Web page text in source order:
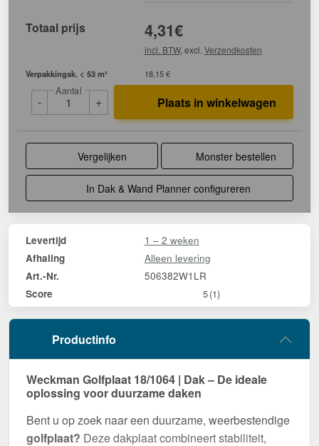
Totaal prijs 4,31€
incl. BTW, excl. Verzendkosten
Verpakkingsk. < 53 m² 18,15 €
-
Aantal
+ Plaats in winkelwagen
Vergelijken Monster bestellen
In Dak & Wand Planner configureren
Levertijd 1 – 2 weken
Afhaling Alleen levering
Art.-Nr. 506382W1LR
Score 5(1)
Productinfo
Weckman Golfplaat 18/1064 | Dak – De ideale
oplossing voor duurzame daken
Bent u op zoek naar een duurzame, weerbestendige
golfplaat? Deze dakplaat combineert stabiliteit,